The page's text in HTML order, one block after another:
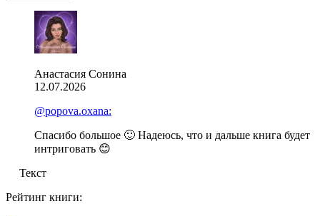
Анастасия Сонина
12.07.2026
@popova.oxana:
Спасибо большое 🙂 Надеюсь, что и дальше книга будет
интриговать 😊
Текст
Рейтинг книги: